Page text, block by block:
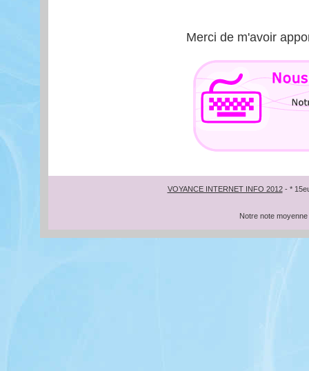
Merci de m'avoir
VOYANCE INTERNET INFO 2012- *
Notre note